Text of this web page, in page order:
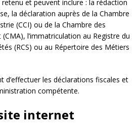
et peuvent inclure : la rédaction
la déclaration auprès de la Chambre
(CCI) ou de la Chambre des
l’immatriculation au Registre du
(RCS) ou au Répertoire des Métiers
d’effectuer les déclarations fiscales et
compétente.
internet